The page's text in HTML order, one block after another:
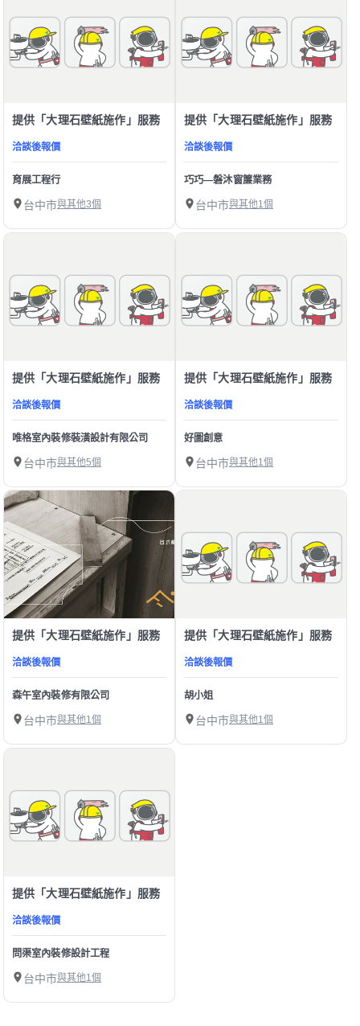
提供「大理石壁紙施作」服務
洽談後報價
育展工程行
台中市與其他3個
提供「大理石壁紙施作」服務
洽談後報價
巧巧—磐沐窗簾業務
台中市與其他1個
提供「大理石壁紙施作」服務
洽談後報價
唯格室內裝修裝潢設計有限公司
台中市與其他5個
提供「大理石壁紙施作」服務
洽談後報價
好圖創意
台中市與其他1個
提供「大理石壁紙施作」服務
洽談後報價
森午室內裝修有限公司
台中市與其他1個
提供「大理石壁紙施作」服務
洽談後報價
胡小姐
台中市與其他1個
提供「大理石壁紙施作」服務
洽談後報價
問渠室內裝修設計工程
台中市與其他1個